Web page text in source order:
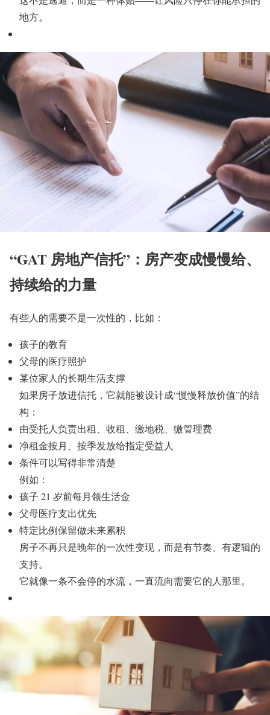
地方。
“GAT 房地产信托”：房产变成慢慢给、
持续给的力量
有些人的需要不是一次性的，比如：
孩子的教育
父母的医疗照护
某位家人的长期生活支撑
如果房子放进信托，它就能被设计成“慢慢释放价值”的结
构：
由受托人负责出租、收租、缴地税、缴管理费
净租金按月、按季发放给指定受益人
条件可以写得非常清楚
例如：
孩子 21 岁前每月领生活金
父母医疗支出优先
特定比例保留做未来累积
房子不再只是晚年的一次性变现，而是有节奏、有逻辑的
支持。
它就像一条不会停的水流，一直流向需要它的人那里。